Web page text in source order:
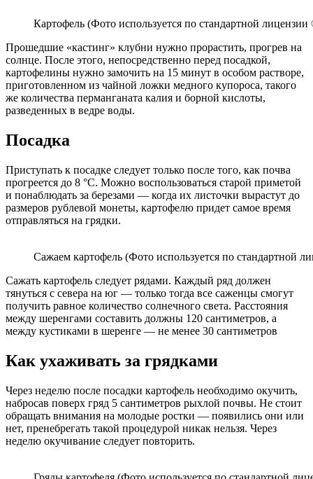
Картофель (Фото используется по стандартной
Прошедшие «кастинг» клубни нужно прорастить, прогрев на
солнце. После этого, непосредственно перед посадкой,
картофелины нужно замочить на 15 минут в особом растворе,
приготовленном из чайной ложки медного купороса, такого
же количества перманганата калия и борной кислоты,
разведенных в ведре воды.
Посадка
Приступать к посадке следует только после того, как почва
прогреется до 8 °C. Можно воспользоваться старой приметой
и понаблюдать за березами — когда их листочки вырастут до
размеров рублевой монеты, картофелю придет самое время
отправляться на грядки.
Сажаем картофель (Фото используется по стандартной
Сажать картофель следует рядами. Каждый ряд должен
тянуться с севера на юг — только тогда все саженцы смогут
получить равное количество солнечного света. Расстояния
между шеренгами составить должны 120 сантиметров, а
между кустиками в шеренге — не менее 30 сантиметров
Как ухаживать за грядками
Через неделю после посадки картофель необходимо окучить,
набросав поверх гряд 5 сантиметров рыхлой почвы. Не стоит
обращать внимания на молодые ростки — появились они или
нет, пренебрегать такой процедурой никак нельзя. Через
неделю окучивание следует повторить.